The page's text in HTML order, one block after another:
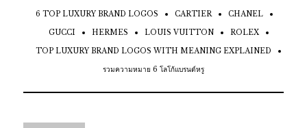
6 TOP LUXURY BRAND LOGOS CARTIER CHANEL
GUCCI HERMES LOUIS VUITTON ROLEX
TOP LUXURY BRAND LOGOS WITH MEANING EXPLAINED
รวมความหมาย 6 โลโก้แบรนด์หรู